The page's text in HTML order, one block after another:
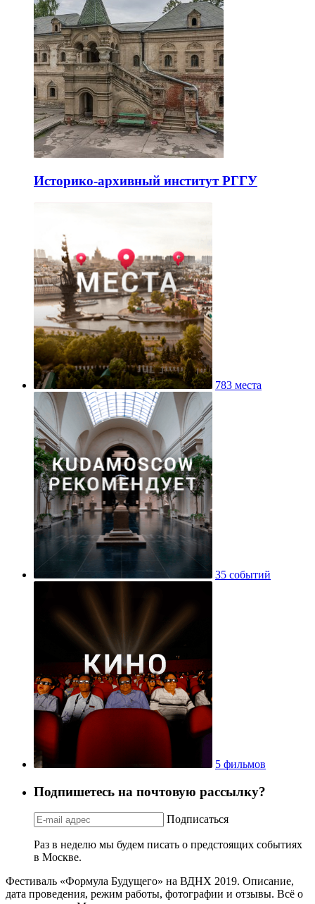
Историко-архивный институт РГГУ
783 места
35 событий
5 фильмов
Подпишетесь на почтовую рассылку?
Подписаться
Раз в неделю мы будем писать о предстоящих событиях
в Москве.
Фестиваль «Формула Будущего» на ВДНХ 2019. Описание,
дата проведения, режим работы, фотографии и отзывы. Всё о